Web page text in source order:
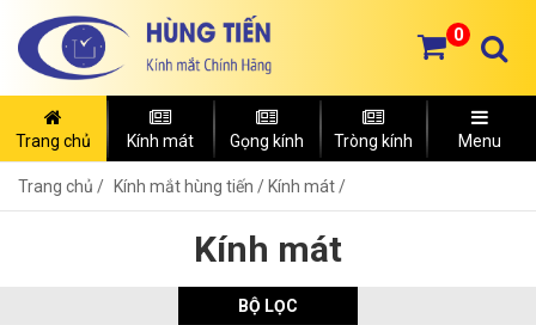
0
Trang chủ Kính mát Gọng kính Tròng kính Menu
Trang chủ Kính mắt hùng tiến / Kính mát /
Kính mát
BỘ LỌC